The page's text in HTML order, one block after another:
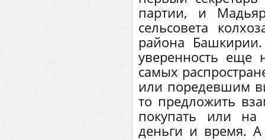
партии, и
сельсовета
района
уверенность еще
самых
или поредевшим
то предложить
покупать или на
деньги и время. А